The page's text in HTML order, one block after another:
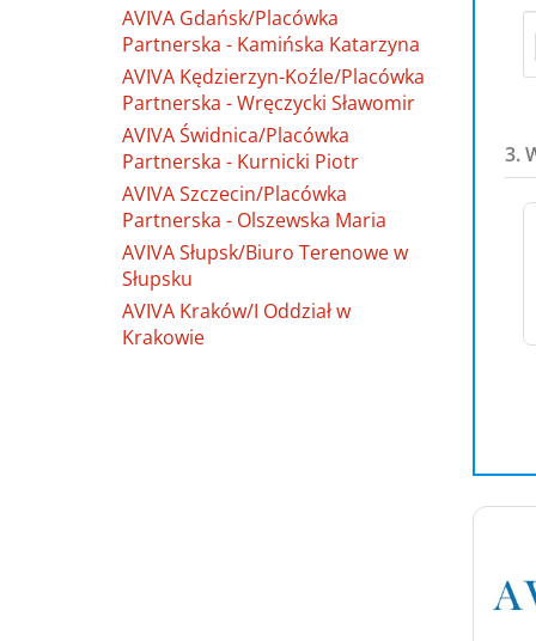
AVIVA Gdańsk/Placówka
Partnerska - Kamińska Katarzyna
AVIVA Kędzierzyn-Koźle/Placówka
Partnerska - Wręczycki Sławomir
AVIVA Świdnica/Placówka
Partnerska - Kurnicki Piotr
AVIVA Szczecin/Placówka
Partnerska - Olszewska Maria
AVIVA Słupsk/Biuro Terenowe w
Słupsku
AVIVA Kraków/I Oddział w
Krakowie
3.